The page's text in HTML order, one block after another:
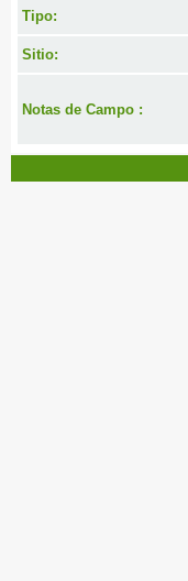
Tipo:
Sitio:
Notas de Campo :